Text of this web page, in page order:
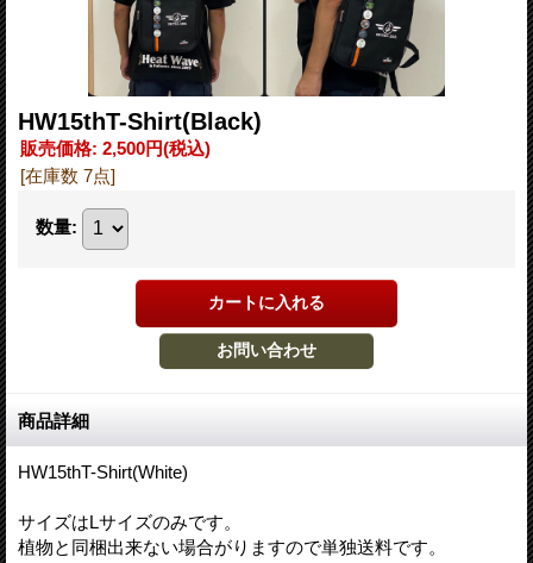
HW15thT-Shirt(Black)
販売価格: 2,500円(税込)
[在庫数 7点]
数量:
商品詳細
HW15thT-Shirt(White)
サイズはLサイズのみです。
植物と同梱出来ない場合がりますので単独送料です。